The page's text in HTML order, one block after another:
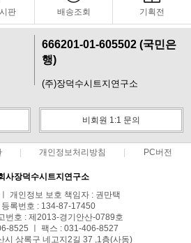
판 배송조회 기획전
666201-01-605502 (국민은
행)
(주)장덕수시트지연구소
비회원 1:1 문의
개인정보처리방침 PC버전
사장덕수시트지연구소
개인정보 보호 책임자 : 권만택
록번호 : 134-87-17450
번호 : 제2013-경기안산-0789호
8525 ㅣ 팩스 : 031-406-8527
시 상록구 네고지2길 37 ,1층(사동)